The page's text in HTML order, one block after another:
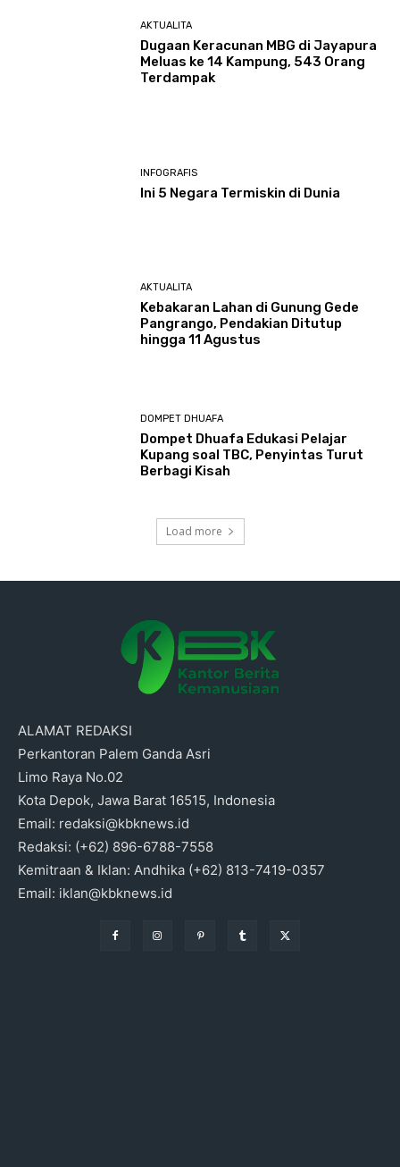
AKTUALITA
Dugaan Keracunan MBG di Jayapura
Meluas ke 14 Kampung, 543 Orang
Terdampak
INFOGRAFIS
Ini 5 Negara Termiskin di Dunia
AKTUALITA
Kebakaran Lahan di Gunung Gede
Pangrango, Pendakian Ditutup
hingga 11 Agustus
DOMPET DHUAFA
Dompet Dhuafa Edukasi Pelajar
Kupang soal TBC, Penyintas Turut
Berbagi Kisah
Load more
ALAMAT REDAKSI
Perkantoran Palem Ganda Asri
Limo Raya No.02
Kota Depok, Jawa Barat 16515, Indonesia
Email: redaksi@kbknews.id
Redaksi: (+62) 896-6788-7558
Kemitraan & Iklan: Andhika (+62) 813-7419-0357
Email: iklan@kbknews.id